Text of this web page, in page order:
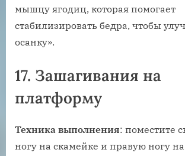
мышцу ягодиц, которая помогает
стабилизировать бедра, чтобы
осанку».
17. Зашагивания на
платформу
Техника выполнения: поместите
ногу на скамейке и правую ногу